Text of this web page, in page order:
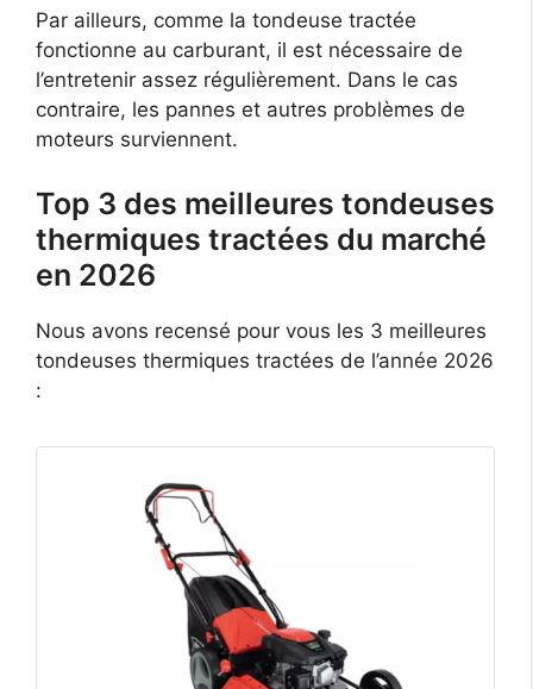
Par ailleurs, comme la tondeuse tractée
fonctionne au carburant, il est nécessaire de
l’entretenir assez régulièrement. Dans le cas
contraire, les pannes et autres problèmes de
moteurs surviennent.
Top 3 des meilleures tondeuses
thermiques tractées du marché
en 2026
Nous avons recensé pour vous les 3 meilleures
tondeuses thermiques tractées de l’année 2026
: